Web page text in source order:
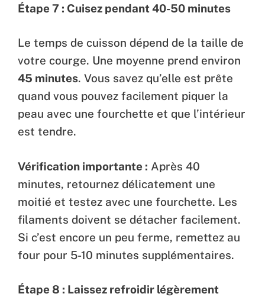
Étape 7 : Cuisez pendant 40-50 minutes
Le temps de cuisson dépend de la taille de
votre courge. Une moyenne prend environ
45 minutes. Vous savez qu’elle est prête
quand vous pouvez facilement piquer la
peau avec une fourchette et que l’intérieur
est tendre.
Vérification importante : Après 40
minutes, retournez délicatement une
moitié et testez avec une fourchette. Les
filaments doivent se détacher facilement.
Si c’est encore un peu ferme, remettez au
four pour 5-10 minutes supplémentaires.
Étape 8 : Laissez refroidir légèrement